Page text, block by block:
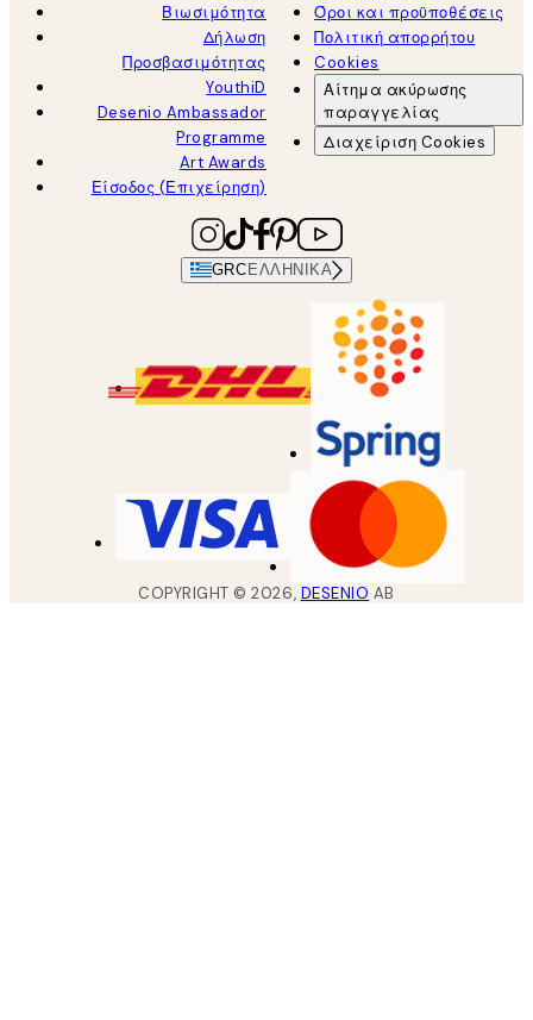
Βιωσιμότητα
Δήλωση
Προσβασιμότητας
YouthiD
Desenio Ambassador
Programme
Art Awards
Είσοδος (Επιχείρηση)
Όροι και προϋποθέσεις
Πολιτική απορρήτου
Cookies
Αίτημα ακύρωσης
παραγγελίας
Διαχείριση Cookies
GRC ΕΛΛΗΝΙΚΆ
COPYRIGHT ©2026, DESENIO AB